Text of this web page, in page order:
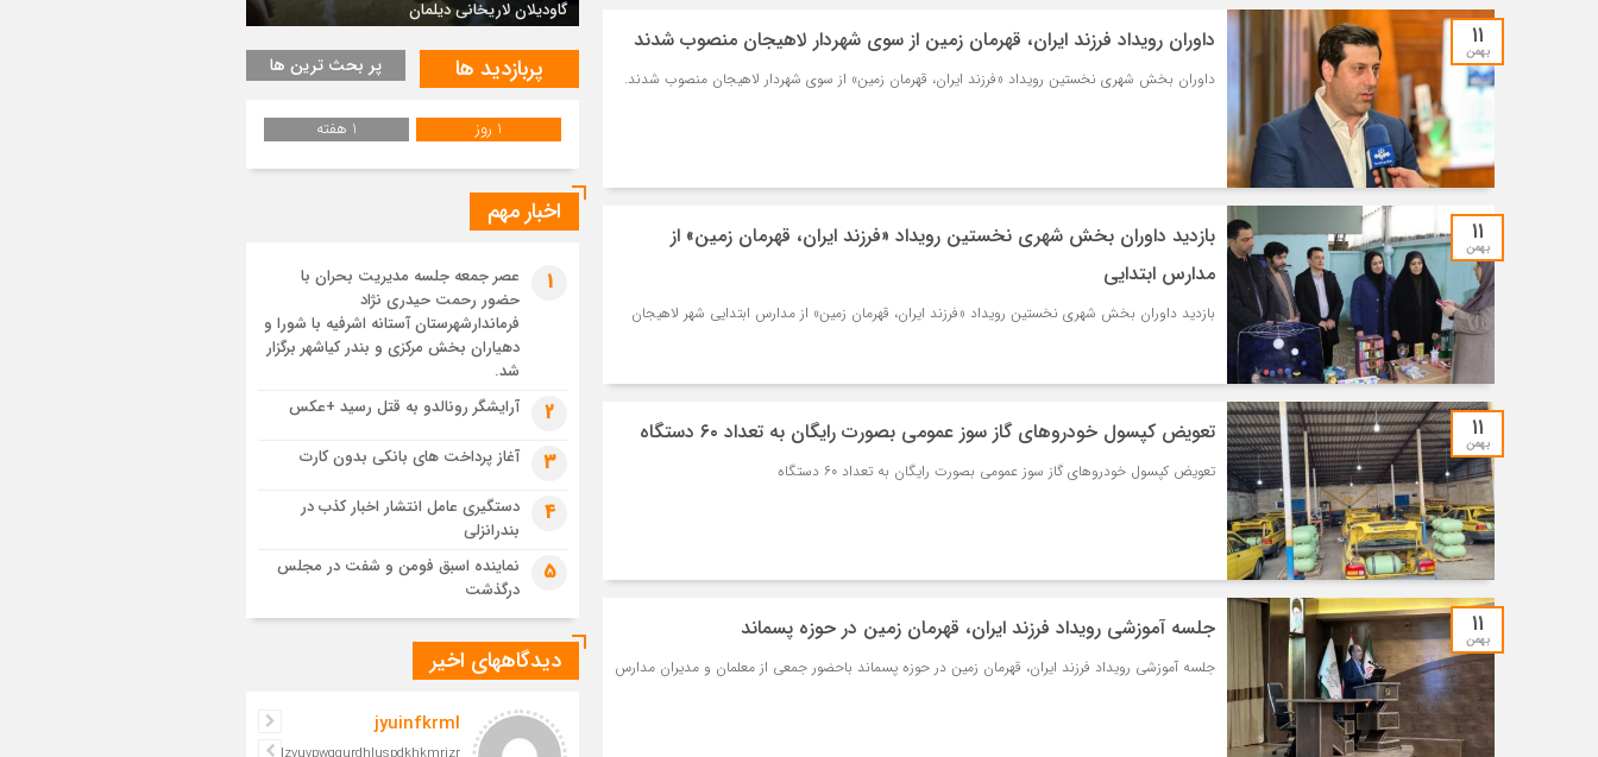
۱۱
بهمن داوران رویداد فرزند ایران، قهرمان زمین از سوی شهردار لاهیجان منصوب شدند
داوران بخش شهری نخستین رویداد «فرزند ایران، قهرمان زمین» از سوی شهردار لاهیجان منصوب شدند.
۱۱
بهمن
بازدید داوران بخش شهری نخستین رویداد «فرزند ایران، قهرمان زمین» از
مدارس ابتدایی
بازدید داوران بخش شهری نخستین رویداد «فرزند ایران، قهرمان زمین» از مدارس ابتدایی شهر لاهیجان
۱۱
بهمن تعویض کپسول خودروهای گاز سوز عمومی بصورت رایگان به تعداد ۶۰ دستگاه
تعویض کپسول خودروهای گاز سوز عمومی بصورت رایگان به تعداد ۶۰ دستگاه
۱۱
بهمن جلسه آموزشی رویداد فرزند ایران، قهرمان زمین در حوزه پسماند
جلسه آموزشی رویداد فرزند ایران، قهرمان زمین در حوزه پسماند باحضور جمعی از معلمان و مدیران مدارس
مشهد
1 ماه قبل
تصاویری از تراکم جمعیت حاضر در میدان
1 ماه قبل
تشییع پیکر رهبر شهید انقلاب در نجف اشرف
1 ماه قبل
تشییع پیکر مطهر رهبر شهید انقلاب در مسجد
1 ماه قبل
قم، یکپارچه در سوگ و حماسه؛ بدرقه باشکوه
امام مجاهد
مدرسه نواب تا باغ وکیل؛ آغاز رفاقت ۷۰ ساله
آیت‌الله قربانی با رهبرشهید
1 ماه قبل
رسید
پربازدید ها پر بحث ترین ها
1 روز 1 هفته
اخبار مهم
1
عصر جمعه جلسه مدیریت بحران با
حضور رحمت حیدری نژاد
فرماندارشهرستان آستانه اشرفیه با شورا و
دهیاران بخش مرکزی و بندر کیاشهر برگزار
شد.
2 آرایشگر رونالدو به قتل رسید +عکس
3 آغاز پرداخت های بانکی بدون کارت
4
دستگیری عامل انتشار اخبار کذب در
بندرانزلی
5
نماینده اسبق فومن و شفت در مجلس
درگذشت
دیدگاههای اخیر
jyuinfkrml Nikita2881